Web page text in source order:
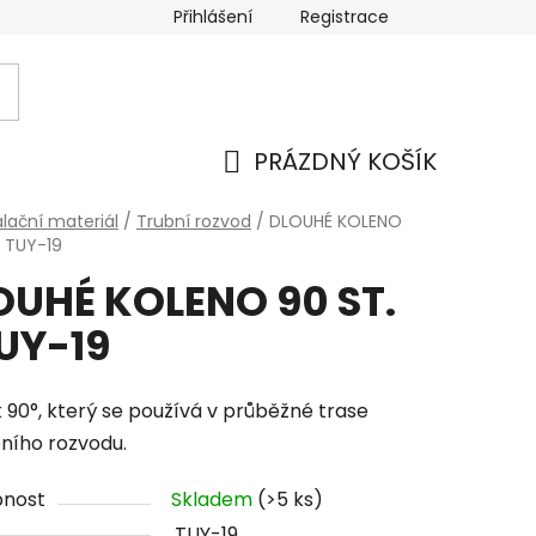
Přihlášení Registrace
PRÁZDNÝ KOŠÍK
materiál / Trubní rozvod / DLOUHÉ KOLENO
19
KOLENO 90 ST.
19
90°, který se používá v průběžné trase
rozvodu.
Skladem (>5 ks)